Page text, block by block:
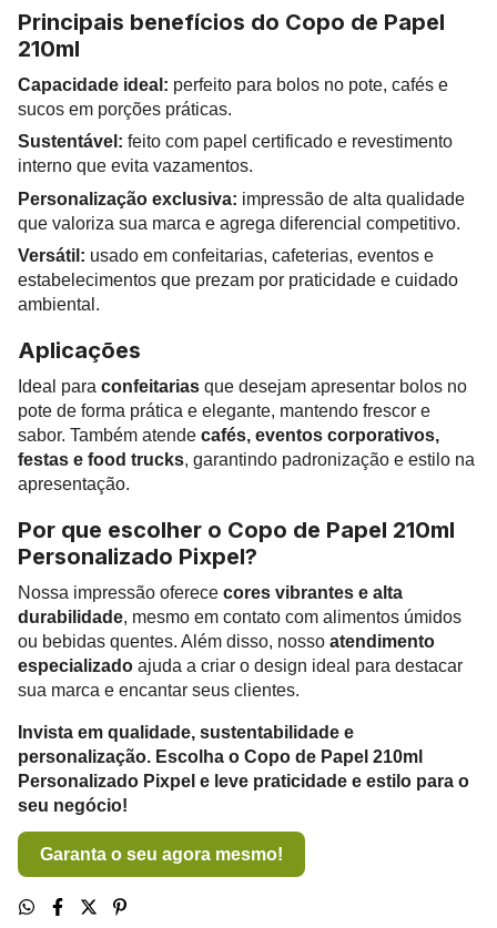
Principais benefícios do Copo de Papel
210ml
Capacidade ideal: perfeito para bolos no pote, cafés e
sucos em porções práticas.
Sustentável: feito com papel certificado e revestimento
interno que evita vazamentos.
Personalização exclusiva: impressão de alta qualidade
que valoriza sua marca e agrega diferencial competitivo.
Versátil: usado em confeitarias, cafeterias, eventos e
estabelecimentos que prezam por praticidade e cuidado
ambiental.
Aplicações
Ideal para confeitarias que desejam apresentar bolos no
pote de forma prática e elegante, mantendo frescor e
sabor. Também atende cafés, eventos corporativos,
festas e food trucks, garantindo padronização e estilo na
apresentação.
Por que escolher o Copo de Papel 210ml
Personalizado Pixpel?
Nossa impressão oferece cores vibrantes e alta
durabilidade, mesmo em contato com alimentos úmidos
ou bebidas quentes. Além disso, nosso atendimento
especializado ajuda a criar o design ideal para destacar
sua marca e encantar seus clientes.
Invista em qualidade, sustentabilidade e
personalização. Escolha o Copo de Papel 210ml
Personalizado Pixpel e leve praticidade e estilo para o
seu negócio!
Garanta o seu agora mesmo!